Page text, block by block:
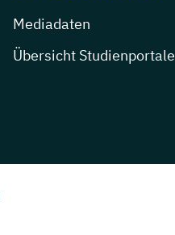
Mediadaten
Übersicht Studienportale